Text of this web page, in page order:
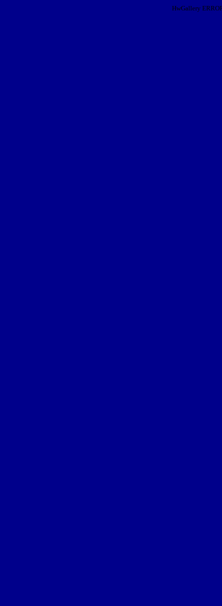
HwGallery